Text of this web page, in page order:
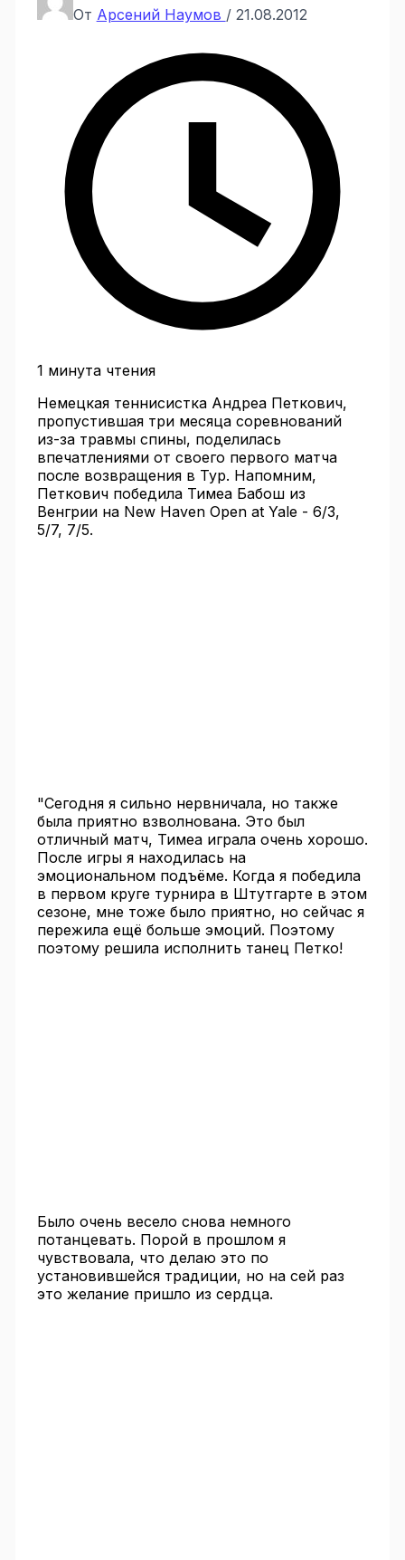
От Арсений Наумов / 21.08.2012
1 минута чтения
Немецкая теннисистка Андреа Петкович,
пропустившая три месяца соревнований
из-за травмы спины, поделилась
впечатлениями от своего первого матча
после возвращения в Тур. Напомним,
Петкович победила Тимеа Бабош из
Венгрии на New Haven Open at Yale - 6/3,
5/7, 7/5.
"Сегодня я сильно нервничала, но также
была приятно взволнована. Это был
отличный матч, Тимеа играла очень хорошо.
После игры я находилась на
эмоциональном подъёме. Когда я победила
в первом круге турнира в Штутгарте в этом
сезоне, мне тоже было приятно, но сейчас я
пережила ещё больше эмоций. Поэтому
поэтому решила исполнить танец Петко!
Было очень весело снова немного
потанцевать. Порой в прошлом я
чувствовала, что делаю это по
установившейся традиции, но на сей раз
это желание пришло из сердца.